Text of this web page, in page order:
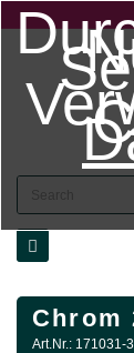
Chrom
Art.Nr.: 171031-